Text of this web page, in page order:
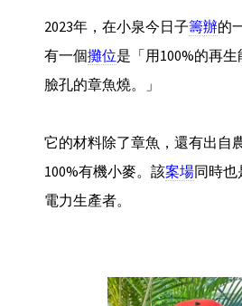
2023年，在小泉今日子籌辦的
有一個攤位是「用100%的再
臉孔的章魚燒。」
它的材料除了章魚，還有出自
100%有機小麥。該案場同時也
電力生產者。